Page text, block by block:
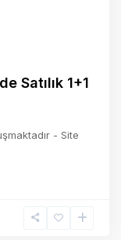
Satılık 1+1
- Site